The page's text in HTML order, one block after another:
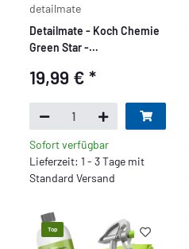
detailmate
Detailmate - Koch Chemie
Green Star -
19,99 €*
Sofort verfügbar
Lieferzeit: 1 - 3 Tage mit
Standard Versand
Top